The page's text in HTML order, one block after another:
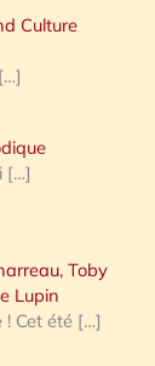
Culture
[…]
[…]
Toby
Lupin
Cet été […]